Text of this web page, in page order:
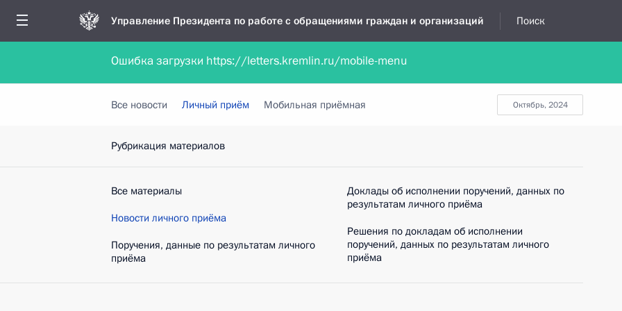
Управление Президента по работе с обращениями граждан и организаций Поиск
Обратиться в форме электронного документа Обратиться в устной форме
октябрь, 2024
Все новости Личный приём Мобильная приёмная
Рубрикация материалов
Все материалы
Новости личного приёма
Поручения, данные по результатам личного
приёма
Доклады об исполнении поручений, данных по
результатам личного приёма
Решения по докладам об исполнении
поручений, данных по результатам личного
приёма
Ошибка загрузки https://letters.kremlin.ru/mobile-menu